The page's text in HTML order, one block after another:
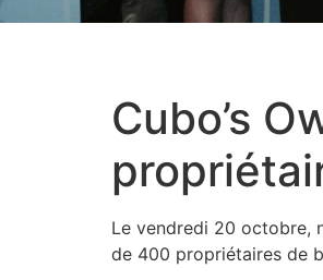
Cubo’s
Le vendredi 20 octobre,
de 400 propriétaires de